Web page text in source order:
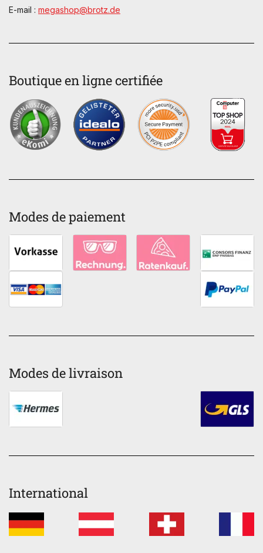
E-mail : megashop@brotz.de
Boutique en ligne certifiée
Modes de paiement
Modes de livraison
International